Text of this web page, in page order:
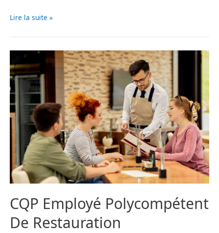
Lire la suite »
CQP Employé Polycompétent
De Restauration